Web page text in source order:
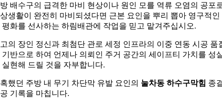
배수구의 급격한 마비 현상이나 원인 모를 역류 오염의 공포
생활이 완전히 마비되셨다면 근본 요인을 뿌리 뽑아 영구적인
평화를 선사하는 하림배관에 작업을 믿고 맡겨주십시오.
의 장인 정신과 최첨단 관로 세정 인프라의 이중 연동 시공 품
기반으로 하여 언제나 의뢰인 주거 공간의 세이프티 가치를 성
실현해 드릴 것을 자부합니다.
했던 주방 내 무기 차단막 유발 요인의 눌차동 하수구막힘 종
기록을 마칩니다.